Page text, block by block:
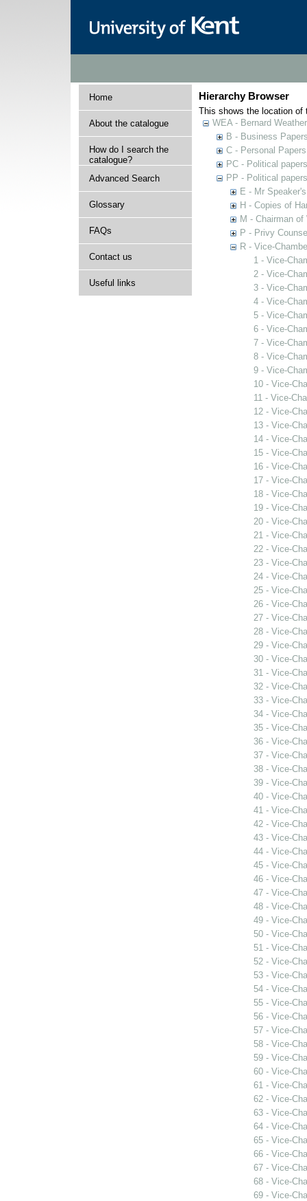
Home
About the catalogue
How do I search the
catalogue?
Advanced Search
Glossary
FAQs
Contact us
Useful links
Hierarchy Browser
This shows the location of
WEA - Bernard
B - Business
C - Personal Papers
PC - Political
PP - Political
E - Mr
H - Copies of
M - Chairman
P - Privy
R - Vice-
1 - Vice-
2 - Vice-
3 - Vice-
4 - Vice-
5 - Vice-
6 - Vice-
7 - Vice-
8 - Vice-
9 - Vice-
10 - Vice-
11 - Vice-
12 - Vice-
13 - Vice-
14 - Vice-
15 - Vice-
16 - Vice-
17 - Vice-
18 - Vice-
19 - Vice-
20 - Vice-
21 - Vice-
22 - Vice-
23 - Vice-
24 - Vice-
25 - Vice-
26 - Vice-
27 - Vice-
28 - Vice-
29 - Vice-
30 - Vice-
31 - Vice-
32 - Vice-
33 - Vice-
34 - Vice-
35 - Vice-
36 - Vice-
37 - Vice-
38 - Vice-
39 - Vice-
40 - Vice-
41 - Vice-
42 - Vice-
43 - Vice-
44 - Vice-
45 - Vice-
46 - Vice-
47 - Vice-
48 - Vice-
49 - Vice-
50 - Vice-
51 - Vice-
52 - Vice-
53 - Vice-
54 - Vice-
55 - Vice-
56 - Vice-
57 - Vice-
58 - Vice-
59 - Vice-
60 - Vice-
61 - Vice-
62 - Vice-
63 - Vice-
64 - Vice-
65 - Vice-
66 - Vice-
67 - Vice-
68 - Vice-
69 - Vice-